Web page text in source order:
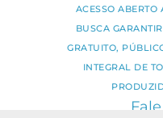
ACESSO ABERTO
BUSCA
GRATUITO,
INTEGRAL DE